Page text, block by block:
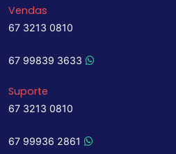
Vendas
67 3213 0810
67 99839 3633
Suporte
67 3213 0810
67 99936 2861